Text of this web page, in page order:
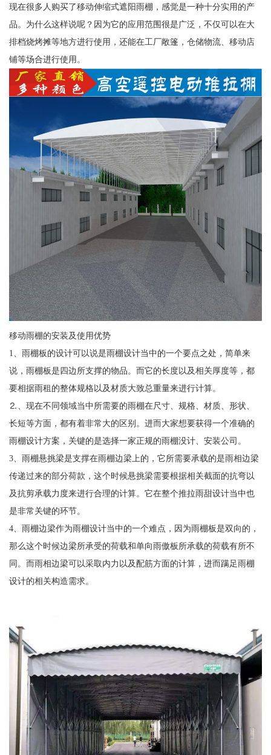
现在很多人购买了移动伸缩式遮阳雨棚，感觉是一种十分实用的产
品。为什么这样说呢？因为它的应用范围很是广泛，不仅可以在大
排档烧烤摊等地方进行使用，还能在工厂敞篷，仓储物流、移动店
铺等场合进行使用。
移动雨棚的安装及使用优势
1、雨棚板的设计可以说是雨棚设计当中的一个要点之处，简单来
说，雨棚板是四边所支撑的物品。而它的长度以及相关厚度等，都
要相据雨租的整体规格以及材质大致总重量来进行计算。
⒉、现在不同领域当中所需要的雨棚在尺寸、规格、材质、形状、
长短等方面，都有着非常大的区别。进而大家想要获得一个准确的
雨棚设计方案，关键的是选择一家正规的雨棚没计、安装公司。
3、雨棚悬挑梁是支撑在雨棚边梁上的，它所需要承载的是雨相边梁
传递过来的部分荷款，这个时候悬挑梁需要根据相关截面的抗弯以
及抗剪承载力度来进行合理的计算。它在整个推拉雨甜设计当中也
是非常关键的环节。
4、雨棚边梁作为雨棚设计当中的一个难点，因为雨棚板是双向的，
那么这个时候边梁所承受的荷载和单向雨傲板所承载的荷载有所不
同。而雨相边梁可以采取内力以及配筋方面的计算，进而蹒足雨棚
设计的相关构造需求。